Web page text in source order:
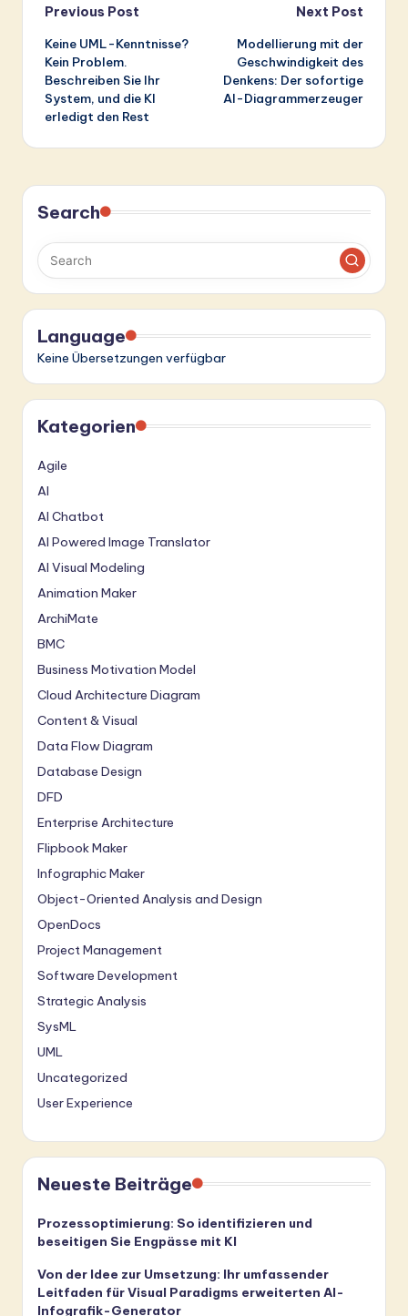
Post
navigation
Previous Post
Keine UML-Kenntnisse?
Kein Problem.
Beschreiben Sie Ihr
System, und die KI
erledigt den Rest
Next Post
Modellierung mit der
Geschwindigkeit des
Denkens: Der sofortige
AI-Diagrammerzeuger
Search
Language
Keine Übersetzungen verfügbar
Kategorien
Agile
AI
AI Chatbot
AI Powered Image Translator
AI Visual Modeling
Animation Maker
ArchiMate
BMC
Business Motivation Model
Cloud Architecture Diagram
Content & Visual
Data Flow Diagram
Database Design
DFD
Enterprise Architecture
Flipbook Maker
Infographic Maker
Object-Oriented Analysis and Design
OpenDocs
Project Management
Software Development
Strategic Analysis
SysML
UML
Uncategorized
User Experience
Neueste Beiträge
Prozessoptimierung: So identifizieren und
beseitigen Sie Engpässe mit KI
Von der Idee zur Umsetzung: Ihr umfassender
Leitfaden für Visual Paradigms erweiterten AI-
Infografik-Generator